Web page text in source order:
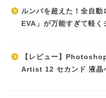
ルンバを超えた！全自動
EVA」が万能すぎて軽く
【レビュー】
Artist 12 セカンド 液晶